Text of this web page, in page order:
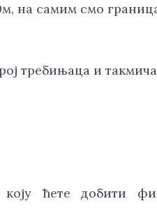
на самим смо
требињаца и
ћете добити